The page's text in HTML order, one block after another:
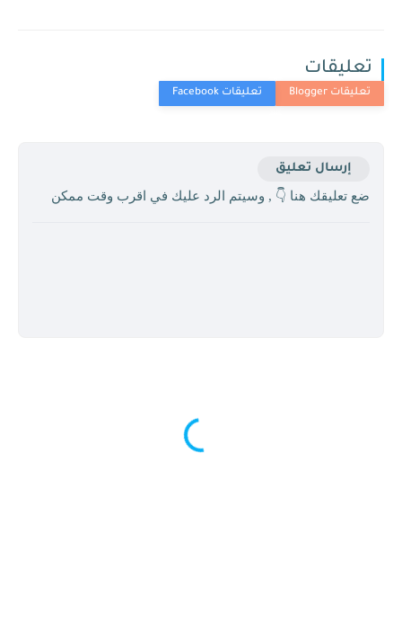
تعليقات
إرسال تعليق
ضع تعليقك هنا 👇 , وسيتم الرد عليك في اقرب وقت ممكن